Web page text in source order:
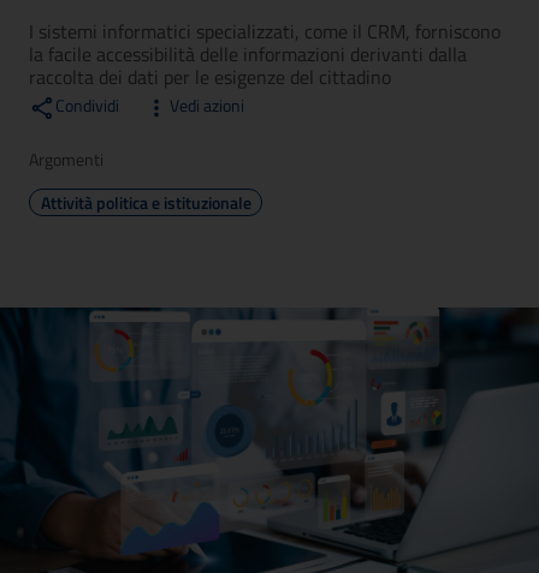
I sistemi informatici specializzati, come il CRM, forniscono
la facile accessibilità delle informazioni derivanti dalla
raccolta dei dati per le esigenze del cittadino
Condividi Vedi azioni
Argomenti
Attività politica e istituzionale